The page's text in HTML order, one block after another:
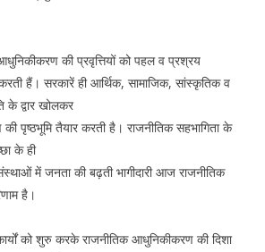
की प्रवृत्तियों को पहल व प्रश्रय
हैं। सरकारें ही आर्थिक, सामाजिक, सांस्कृतिक व
के द्वार खोलकर
पृष्ठभूमि तैयार करती है। राजनीतिक सहभागिता के
के ही
में जनता की बढ़ती भागीदारी आज राजनीतिक
है।
को शुरु करके राजनीतिक आधुनिकीकरण की दिशा